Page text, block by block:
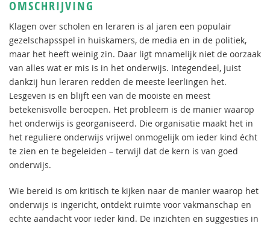
OMSCHRIJVING
Klagen over scholen en leraren is al jaren een populair
gezelschapsspel in huiskamers, de media en in de politiek,
maar het heeft weinig zin. Daar ligt mnamelijk niet de oorzaak
van alles wat er mis is in het onderwijs. Integendeel, juist
dankzij hun leraren redden de meeste leerlingen het.
Lesgeven is en blijft een van de mooiste en meest
betekenisvolle beroepen. Het probleem is de manier waarop
het onderwijs is georganiseerd. Die organisatie maakt het in
het reguliere onderwijs vrijwel onmogelijk om ieder kind écht
te zien en te begeleiden – terwijl dat de kern is van goed
onderwijs.
Wie bereid is om kritisch te kijken naar de manier waarop het
onderwijs is ingericht, ontdekt ruimte voor vakmanschap en
echte aandacht voor ieder kind. De inzichten en suggesties in